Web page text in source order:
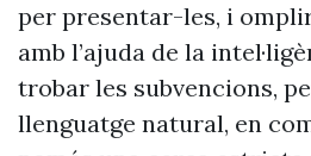
per presentar-les, i
amb l’ajuda de la
trobar les subvencions,
llenguatge natural, en